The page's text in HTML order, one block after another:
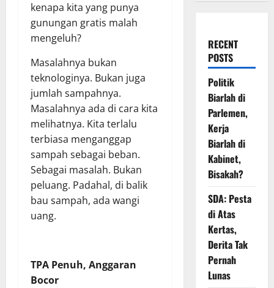
kenapa kita yang punya
gunungan gratis malah
mengeluh?
Masalahnya bukan
teknologinya. Bukan juga
jumlah sampahnya.
Masalahnya ada di cara kita
melihatnya. Kita terlalu
terbiasa menganggap
sampah sebagai beban.
Sebagai masalah. Bukan
peluang. Padahal, di balik
bau sampah, ada wangi
uang.
TPA Penuh, Anggaran
Bocor
RECENT
POSTS
Politik
Biarlah di
Parlemen,
Kerja
Biarlah di
Kabinet,
Bisakah?
SDA: Pesta
di Atas
Kertas,
Derita Tak
Pernah
Lunas